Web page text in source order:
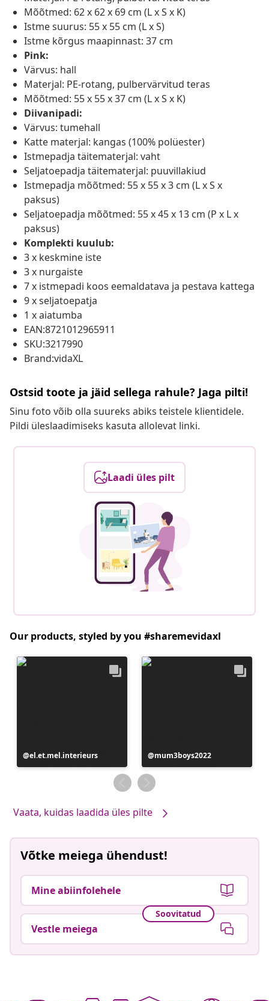
Mõõtmed: 62 x 62 x 69 cm (L x S x K)
Istme suurus: 55 x 55 cm (L x S)
Istme kõrgus maapinnast: 37 cm
Pink:
Värvus: hall
Materjal: PE-rotang, pulbervärvitud teras
Mõõtmed: 55 x 55 x 37 cm (L x S x K)
Diivanipadi:
Värvus: tumehall
Katte materjal: kangas (100% polüester)
Istmepadja täitematerjal: vaht
Seljatoepadja täitematerjal: puuvillakiud
Istmepadja mõõtmed: 55 x 55 x 3 cm (L x S x
paksus)
Seljatoepadja mõõtmed: 55 x 45 x 13 cm (P x L x
paksus)
Komplekti kuulub:
3 x keskmine iste
3 x nurgaiste
7 x istmepadi koos eemaldatava ja pestava kattega
9 x seljatoepatja
1 x aiatumba
EAN:8721012965911
SKU:3217990
Brand:vidaXL
Ostsid toote ja jäid sellega rahule? Jaga pilti!
Sinu foto võib olla suureks abiks teistele klientidele.
Pildi üleslaadimiseks kasuta allolevat linki.
Laadi üles pilt
Our products, styled by you #sharemevidaxl
Postitus
avaldatud
el.et.mel.interieurs
Postitus
avaldatud
mum3boys2022
Vaata, kuidas laadida üles pilte
Võtke meiega ühendust!
Mine abiinfolehele
Soovitatud
Vestle meiega